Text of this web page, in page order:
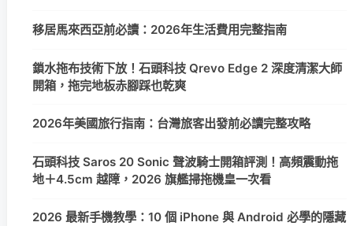
移居馬來西亞前必讀：2026年生活費用完整指南
鎖水拖布技術下放！石頭科技 Qrevo Edge 2 深度清潔大師
開箱，拖完地板赤腳踩也乾爽
2026年美國旅行指南：台灣旅客出發前必讀完整攻略
石頭科技 Saros 20 Sonic 聲波騎士開箱評測！高頻震動拖
地＋4.5cm 越障，2026 旗艦掃拖機皇一次看
2026 最新手機教學：10 個 iPhone 與 Android 必學的隱藏